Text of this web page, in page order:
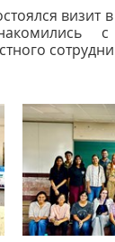
визит